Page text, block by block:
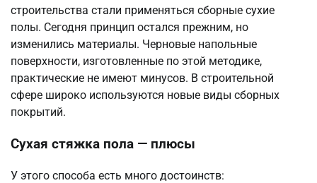
строительства стали применяться сборные сухие
полы. Сегодня принцип остался прежним, но
изменились материалы. Черновые напольные
поверхности, изготовленные по этой методике,
практические не имеют минусов. В строительной
сфере широко используются новые виды сборных
покрытий.
Сухая стяжка пола — плюсы
У этого способа есть много достоинств: